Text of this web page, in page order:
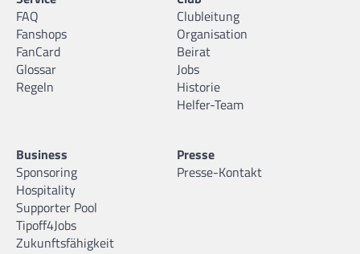
FAQ
Fanshops
FanCard
Glossar
Regeln
Clubleitung
Organisation
Beirat
Jobs
Historie
Helfer-Team
Business
Sponsoring
Hospitality
Supporter Pool
Tipoff4Jobs
Zukunftsfähigkeit
Presse
Presse-Kontakt